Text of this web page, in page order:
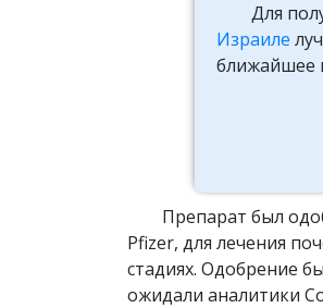
Для
Израиле
ближайшее
Препарат был
Pfizer, для лечения
стадиях. Одобрение
ожидали аналитики